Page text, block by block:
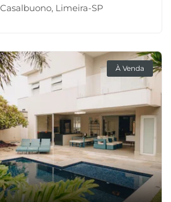
Limeira-SP
À Venda